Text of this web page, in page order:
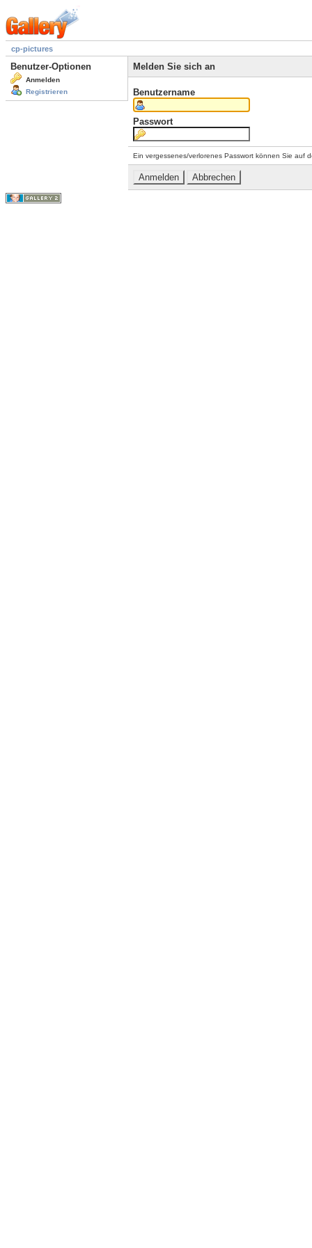
cp-pictures
Benutzer-Optionen
Anmelden
Registrieren
Melden Sie sich an
Benutzername
Passwort
Ein vergessenes/verlorenes Passwort können Sie auf